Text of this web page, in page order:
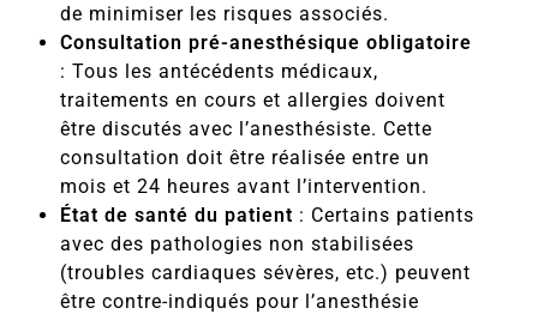
de minimiser les risques associés.
Consultation pré-anesthésique obligatoire
: Tous les antécédents médicaux,
traitements en cours et allergies doivent
être discutés avec l’anesthésiste. Cette
consultation doit être réalisée entre un
mois et 24 heures avant l’intervention.
État de santé du patient : Certains patients
avec des pathologies non stabilisées
(troubles cardiaques sévères, etc.) peuvent
être contre-indiqués pour l’anesthésie